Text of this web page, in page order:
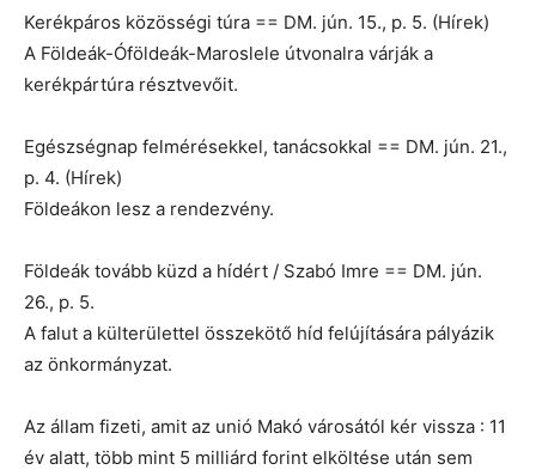
Kerékpáros közösségi túra == DM. jún. 15., p. 5. (Hírek)
A Földeák-Óföldeák-Maroslele útvonalra várják a
kerékpártúra résztvevőit.
Egészségnap felmérésekkel, tanácsokkal == DM. jún. 21.,
p. 4. (Hírek)
Földeákon lesz a rendezvény.
Földeák tovább küzd a hídért / Szabó Imre == DM. jún.
26., p. 5.
A falut a külterülettel összekötő híd felújítására pályázik
az önkormányzat.
Az állam fizeti, amit az unió Makó városától kér vissza : 11
év alatt, több mint 5 milliárd forint elköltése után sem